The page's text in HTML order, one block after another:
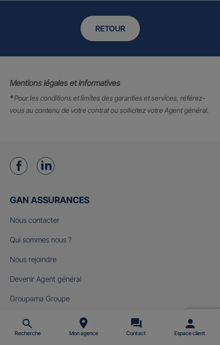
RETOUR
Mentions légales et informatives
*Pour les conditions et limites des garanties et services, référez-
vous au contenu de votre contrat ou sollicitez votre Agent général.
Recherche Mon agence Contact Espace client
GAN ASSURANCES
Nous contacter
Qui sommes nous ?
Nous rejoindre
Devenir Agent général
Groupama Groupe
Fondation Gan pour le Cinéma
NOS OFFRES